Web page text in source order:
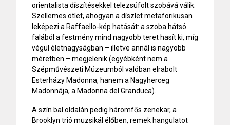
orientalista díszítésekkel telezsúfolt szobává válik.
Szellemes ötlet, ahogyan a díszlet metaforikusan
leképezi a Raffaello-kép hatását: a szoba hátsó
falából a festmény mind nagyobb teret hasít ki, míg
végül életnagyságban – illetve annál is nagyobb
méretben – megjelenik (egyébként nem a
Szépművészeti Múzeumból valóban elrabolt
Esterházy Madonna, hanem a Nagyherceg
Madonnája, a Madonna del Granduca).
A szín bal oldalán pedig háromfős zenekar, a
Brooklyn trió muzsikál élőben, remek hangulatot